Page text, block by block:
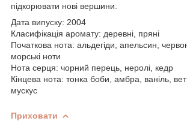
підкорювати нові вершини.
Дата випуску: 2004
Класифікація аромату: деревні, пряні
Початкова нота: альдегіди, апельсин,
морські ноти
Нота серця: чорний перець, неролі, кедр
Кінцева нота: тонка боби, амбра, ваніль,
мускус
Приховати